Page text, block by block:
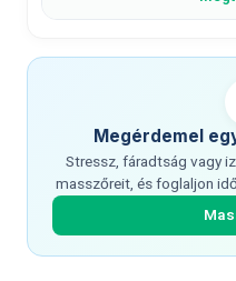
Megérdemel
Stressz, fáradtság vagy
masszőreit, és foglaljon